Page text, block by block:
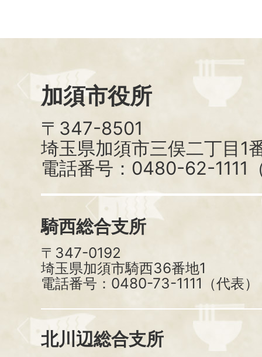
加須市役所
〒347-8501
埼玉県加須市三俣二丁目1
電話番号：0480-62-1111
騎西総合支所
〒347-0192
埼玉県加須市騎西36番地1
電話番号：0480-73-1111（代表）
北川辺総合支所